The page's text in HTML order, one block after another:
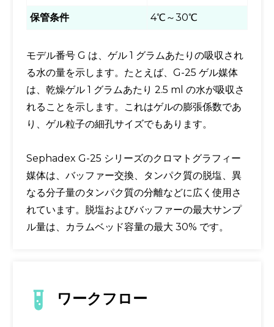
保管条件 4℃～30℃
モデル番号 G は、ゲル 1 グラムあたりの吸収され
る水の量を示します。たとえば、G-25 ゲル媒体
は、乾燥ゲル 1 グラムあたり 2.5 ml の水が吸収さ
れることを示します。これはゲルの膨張係数であ
り、ゲル粒子の細孔サイズでもあります。
Sephadex G-25 シリーズのクロマトグラフィー
媒体は、バッファー交換、タンパク質の脱塩、異
なる分子量のタンパク質の分離などに広く使用さ
れています。脱塩およびバッファーの最大サンプ
ル量は、カラムベッド容量の最大 30% です。
ワークフロー